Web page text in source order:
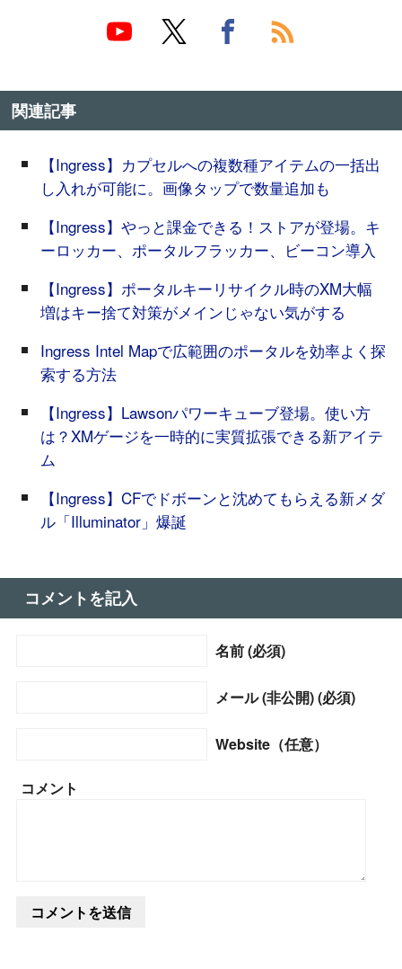
関連記事
【Ingress】カプセルへの複数種アイテムの一括出
し入れが可能に。画像タップで数量追加も
【Ingress】やっと課金できる！ストアが登場。キ
ーロッカー、ポータルフラッカー、ビーコン導入
【Ingress】ポータルキーリサイクル時のXM大幅
増はキー捨て対策がメインじゃない気がする
Ingress Intel Mapで広範囲のポータルを効率よく探
索する方法
【Ingress】Lawsonパワーキューブ登場。使い方
は？XMゲージを一時的に実質拡張できる新アイテ
ム
【Ingress】CFでドボーンと沈めてもらえる新メダ
ル「Illuminator」爆誕
コメントを記入
名前 (必須)
メール (非公開) (必須)
Website（任意）
コメント